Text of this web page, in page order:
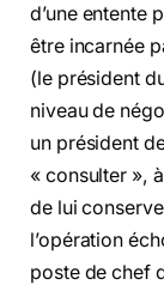
d’une entente
être incarnée
(le président
niveau de
un président
« consulter »,
de lui
l’opération
poste de chef